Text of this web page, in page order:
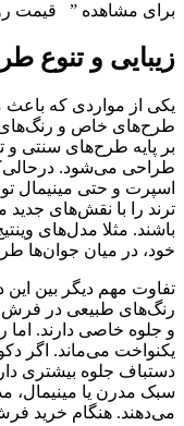
برای مشاهده ” قیمت
زیبایی و تنوع
یکی از مواردی که باعث
طرح‌های خاص و رنگ‌های
بر پایه طرح‌های سنتی و
طراحی می‌شود.
اسپرت و حتی
ترند را با نقش‌های
باشند. مثلا مدل‌های
خود، در میان جوان‌ها
تفاوت مهم دیگر بین
رنگ‌های طبیعی در فرش
و جلوه خاصی دارند.
یکنواخت می‌ماند. اگر
دستباف جلوه بیشتری
سبک مدرن یا مینیمال،
می‌دهند. هنگام خرید